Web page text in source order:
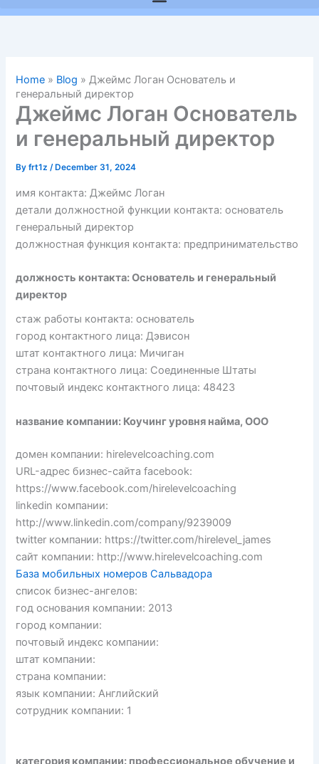
Home » Blog »Джеймс Логан Основатель и
генеральный директор
Джеймс Логан Основатель
и генеральный директор
Byfrt1z/ December 31, 2024
имя контакта: Джеймс Логан
детали должностной функции контакта: основатель
генеральный директор
должностная функция контакта: предпринимательство
должность контакта: Основатель и генеральный
директор
стаж работы контакта: основатель
город контактного лица: Дэвисон
штат контактного лица: Мичиган
страна контактного лица: Соединенные Штаты
почтовый индекс контактного лица: 48423
название компании: Коучинг уровня найма, ООО
домен компании: hirelevelcoaching.com
URL-адрес бизнес-сайта facebook:
https://www.facebook.com/hirelevelcoaching
linkedin компании:
http://www.linkedin.com/company/9239009
twitter компании: https://twitter.com/hirelevel_james
сайт компании: http://www.hirelevelcoaching.com
База мобильных номеров Сальвадора
список бизнес-ангелов:
год основания компании: 2013
город компании:
почтовый индекс компании:
штат компании:
страна компании:
язык компании: Английский
сотрудник компании: 1
категория компании: профессиональное обучение и